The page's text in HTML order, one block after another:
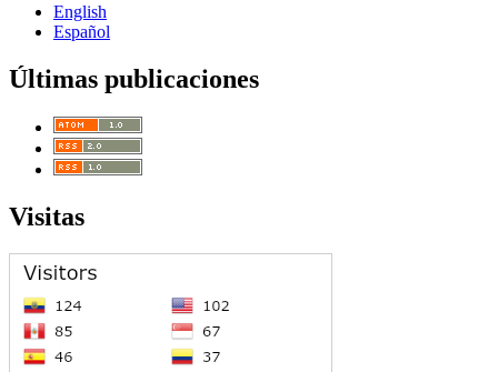
English
Español
Últimas publicaciones
Visitas